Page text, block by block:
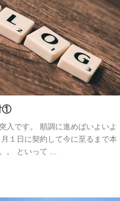
①
入です。 順調に進めばいよいよ
１日に契約して今に至るまで本
。 といって ...